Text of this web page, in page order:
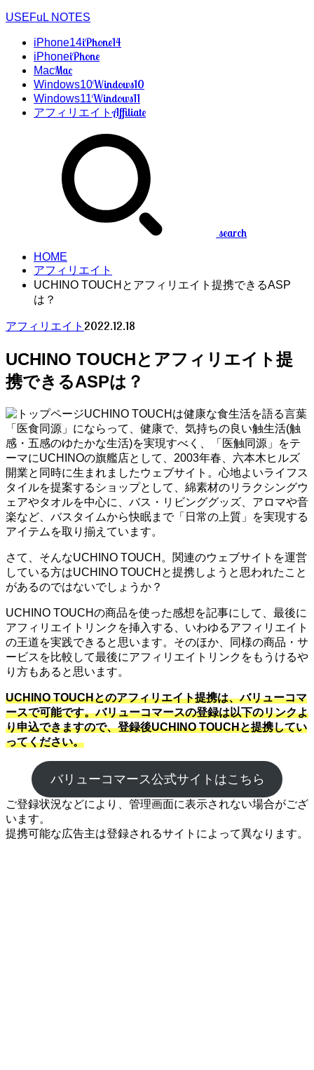
USEFuL NOTES
iPhone14iPhone14
iPhoneiPhone
MacMac
Windows10Windows10
Windows11Windows11
アフィリエイトAffiliate
search
HOME
アフィリエイト
UCHINO TOUCHとアフィリエイト提携できるASP
は？
アフィリエイト 2022.12.18
UCHINO TOUCHとアフィリエイト提
携できるASPは？
UCHINO TOUCHは健康な食生活を語る言葉
「医食同源」にならって、健康で、気持ちの良い触生活(触
感・五感のゆたかな生活)を実現すべく、「医触同源」をテ
ーマにUCHINOの旗艦店として、2003年春、六本木ヒルズ
開業と同時に生まれましたウェブサイト。心地よいライフス
タイルを提案するショップとして、綿素材のリラクシングウ
ェアやタオルを中心に、バス・リビンググッズ、アロマや音
楽など、バスタイムから快眠まで「日常の上質」を実現する
アイテムを取り揃えています。
さて、そんなUCHINO TOUCH。関連のウェブサイトを運営
している方はUCHINO TOUCHと提携しようと思われたこと
があるのではないでしょうか？
UCHINO TOUCHの商品を使った感想を記事にして、最後に
アフィリエイトリンクを挿入する、いわゆるアフィリエイト
の王道を実践できると思います。そのほか、同様の商品・サ
ービスを比較して最後にアフィリエイトリンクをもうけるや
り方もあると思います。
UCHINO TOUCHとのアフィリエイト提携は、バリューコマ
ースで可能です。バリューコマースの登録は以下のリンクよ
り申込できますので、登録後UCHINO TOUCHと提携してい
ってください。
バリューコマース公式サイトはこちら
ご登録状況などにより、管理画面に表示されない場合がござ
います。
提携可能な広告主は登録されるサイトによって異なります。